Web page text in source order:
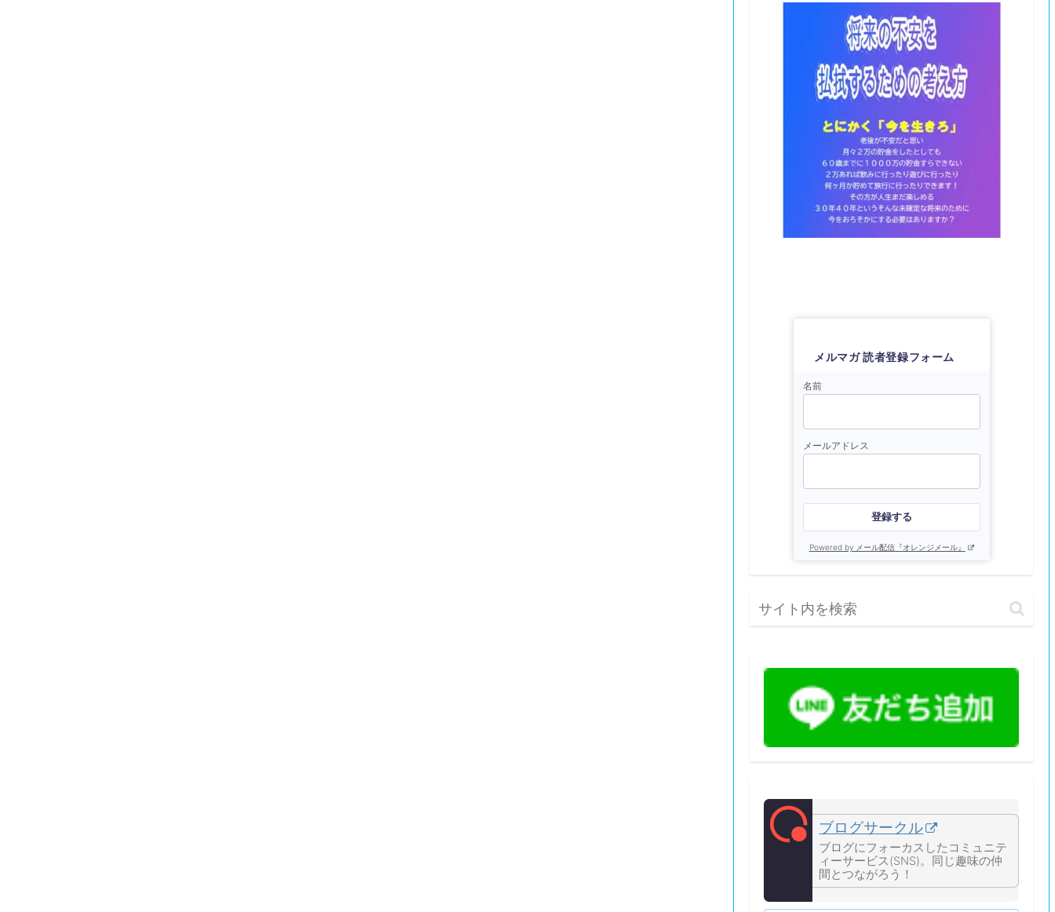
メルマガ 読者登録フォーム
名前
メールアドレス
登録する
Powered by メール配信『オレンジメール』
ブログサークル
ブログにフォーカスしたコミュニテ
ィーサービス(SNS)。同じ趣味の仲
間とつながろう！